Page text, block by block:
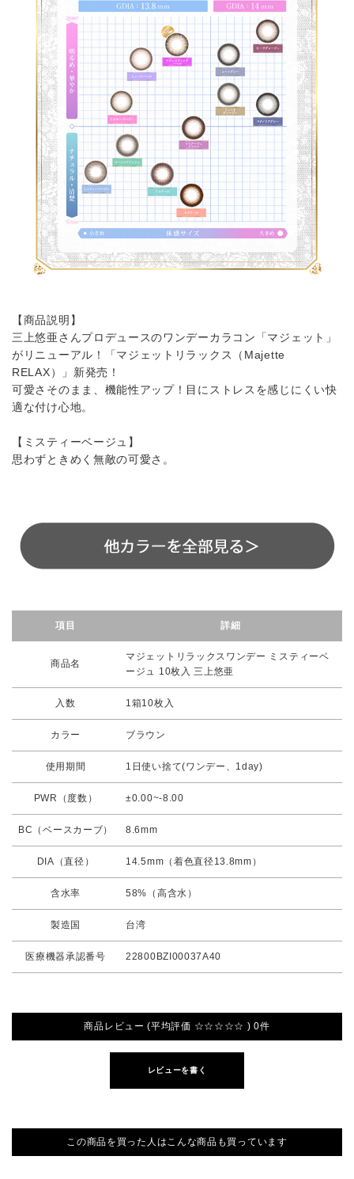
【商品説明】
三上悠亜さんプロデュースのワンデーカラコン「マジェット」
がリニューアル！「マジェットリラックス（Majette
RELAX）」新発売！
可愛さそのまま、機能性アップ！目にストレスを感じにくい快
適な付け心地。
【ミスティーベージュ】
思わずときめく無敵の可愛さ。
項目 詳細
商品名
マジェットリラックスワンデー ミスティーベ
ージュ 10枚入 三上悠亜
入数 1箱10枚入
カラー ブラウン
使用期間 1日使い捨て(ワンデー、1day)
PWR（度数） ±0.00~-8.00
BC（ベースカーブ） 8.6mm
DIA（直径） 14.5mm（着色直径13.8mm）
含水率 58%（高含水）
製造国 台湾
医療機器承認番号 22800BZI00037A40
商品レビュー (平均評価 ☆☆☆☆☆ ) 0件
レビューを書く
この商品を買った人はこんな商品も買っています